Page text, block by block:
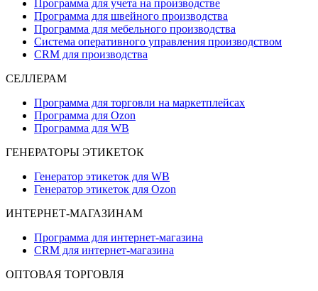
Программа для учета на производстве
Программа для швейного производства
Программа для мебельного производства
Система оперативного управления производством
CRM для производства
СЕЛЛЕРАМ
Программа для торговли на маркетплейсах
Программа для Ozon
Программа для WB
ГЕНЕРАТОРЫ ЭТИКЕТОК
Генератор этикеток для WB
Генератор этикеток для Ozon
ИНТЕРНЕТ-МАГАЗИНАМ
Программа для интернет-магазина
CRM для интернет-магазина
ОПТОВАЯ ТОРГОВЛЯ